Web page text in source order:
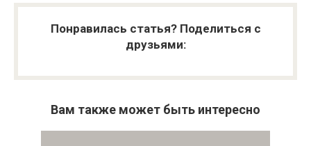
Понравилась статья? Поделиться с
друзьями:
Вам также может быть интересно